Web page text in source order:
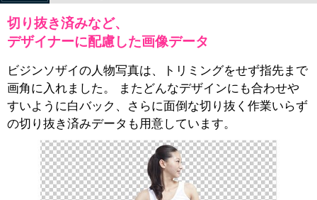
切り抜き済みなど、
デザイナーに配慮した画像データ
ビジンソザイの人物写真は、トリミングをせず指先まで
画角に入れました。 またどんなデザインにも合わせや
すいように白バック、さらに面倒な切り抜く作業いらず
の切り抜き済みデータも用意しています。